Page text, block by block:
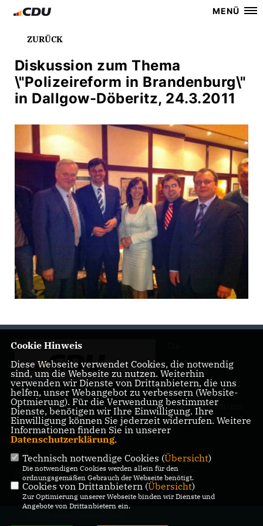
MENÜ
ZURÜCK
Diskussion zum Thema
\"Polizeireform in Brandenburg\"
in Dallgow-Döberitz, 24.3.2011
Landtagsabgeordnete Barbara Richstein präsentiert sich und
ihre politischen Ziele.
IMPRESSUM DATENSCHUTZ KONTAKT
Cookie Hinweis
Diese Webseite verwendet Cookies, die notwendig
sind, um die Webseite zu nutzen. Weiterhin
verwenden wir Dienste von Drittanbietern, die uns
helfen, unser Webangebot zu verbessern (Website-
Optmierung). Für die Verwendung bestimmter
Dienste, benötigen wir Ihre Einwilligung. Ihre
Einwilligung können Sie jederzeit widerrufen. Weitere
Informationen finden Sie in unserer
Datenschutzerklärung.
Technisch notwendige Cookies (Übersicht)
Die notwendigen Cookies werden allein für den
ordnungsgemäßen Gebrauch der Webseite benötigt.
Cookies von Drittanbietern (Übersicht)
Zur Optimierung unserer Webseite binden wir Dienste und
Angebote von Drittanbietern ein.